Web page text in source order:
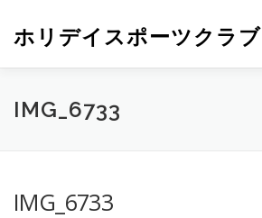
ホリデイスポーツクラブ
IMG_6733
IMG_6733